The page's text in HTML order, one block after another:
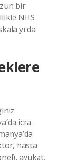
bir
NHS
yılda
icra
hasta
avukat,